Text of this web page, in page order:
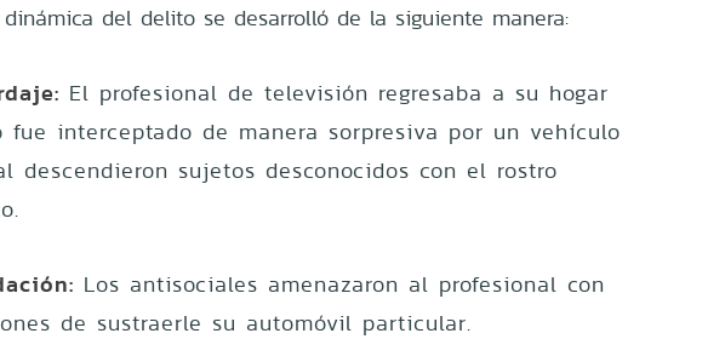
dinámica del delito se desarrolló de la siguiente manera:
El profesional de televisión regresaba a su hogar
fue interceptado de manera sorpresiva por un vehículo
descendieron sujetos desconocidos con el rostro
Los antisociales amenazaron al profesional con
de sustraerle su automóvil particular.